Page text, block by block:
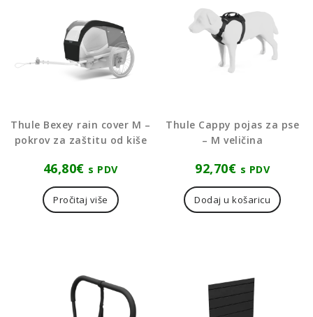
Thule Bexey rain cover M –
pokrov za zaštitu od kiše
46,80€ s PDV
Pročitaj više
Thule Cappy pojas za pse
– M veličina
92,70€ s PDV
Dodaj u košaricu